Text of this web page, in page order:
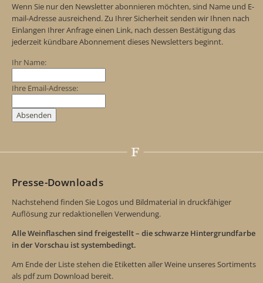
Wenn Sie nur den Newsletter abonnieren möchten, sind Name und E-
mail-Adresse ausreichend. Zu Ihrer Sicherheit senden wir Ihnen nach
Einlangen Ihrer Anfrage einen Link, nach dessen Bestätigung das
jederzeit kündbare Abonnement dieses Newsletters beginnt.
Ihr Name:
Ihre Email-Adresse:
Presse-Downloads
Nachstehend finden Sie Logos und Bildmaterial in druckfähiger
Auflösung zur redaktionellen Verwendung.
Alle Weinflaschen sind freigestellt – die schwarze Hintergrundfarbe
in der Vorschau ist systembedingt.
Am Ende der Liste stehen die Etiketten aller Weine unseres Sortiments
als pdf zum Download bereit.